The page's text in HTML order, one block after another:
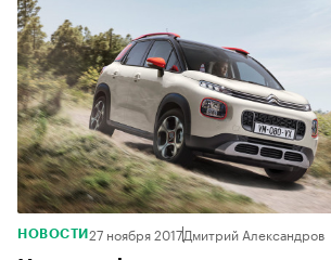
НОВОСТИ 27 ноября 2017Дмитрий Александров